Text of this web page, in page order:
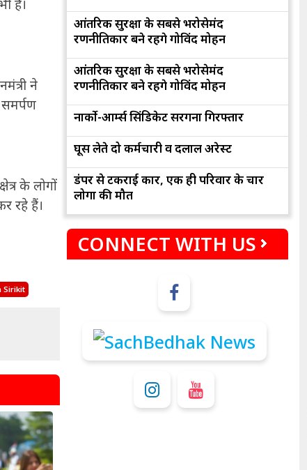
हैं।
ने
के लोगों
रहे हैं।
Sirikit
आंतरिक सुरक्षा के सबसे भरोसेमंद
रणनीतिकार बने रहेंगे गोविंद मोहन
आंतरिक सुरक्षा के सबसे भरोसेमंद
रणनीतिकार बने रहेंगे गोविंद मोहन
नार्को-आर्म्स सिंडिकेट सरगना गिरफ्तार
घूस लेते दो कर्मचारी व दलाल अरेस्ट
डंपर से टकराई कार, एक ही परिवार के चार
लोगों की मौत
CONNECT WITH US
के साथ अपनी योजनाओंसंभलकर रहे, जल्दबाजी नहीं दिखाए। कानूनी वाद-
विवादों से बचे।